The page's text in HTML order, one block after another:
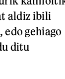
aldiz ibili
gehiago
ditu